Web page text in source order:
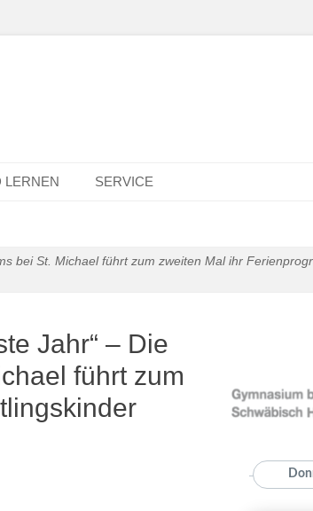
LERNEN SERVICE
bei St. Michael führt zum zweiten Mal ihr
Jahr“ – Die
führt zum